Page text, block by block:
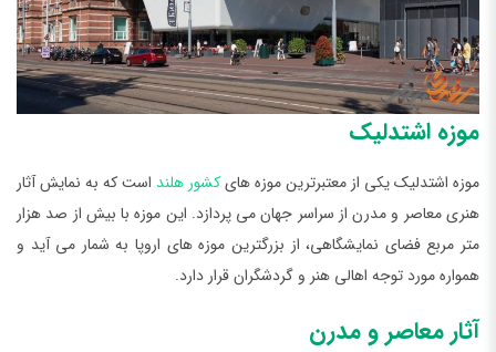
موزه اشتدلیک
موزه اشتدلیک یکی از معتبرترین موزه هایکشور هلند است که به نمایش آثار
هنری معاصر و مدرن از سراسر جهان می پردازد. این موزه با بیش از صد هزار
متر مربع فضای نمایشگاهی، از بزرگترین موزه های اروپا به شمار می آید و
همواره مورد توجه اهالی هنر و گردشگران قرار دارد.
آثار معاصر و مدرن